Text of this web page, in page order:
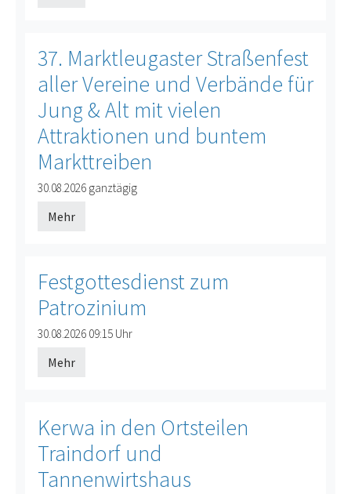
37. Marktleugaster Straßenfest
aller Vereine und Verbände für
Jung & Alt mit vielen
Attraktionen und buntem
Markttreiben
30.08.2026 ganztägig
Mehr
Festgottesdienst zum
Patrozinium
30.08.2026 09:15 UhrOffenes Ende
Mehr
Kerwa in den Ortsteilen
Traindorf und
Tannenwirtshaus